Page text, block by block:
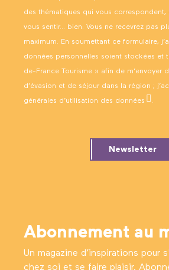
des thématiques qui vous
vous sentir… bien. Vous ne recevrez pas
maximum. En soumettant ce formulaire,
données personnelles soient stockées et
de-France Tourisme » afin de m’envoyer
d’évasion et de séjour dans la région ;
générales d’utilisation des données .
Newsletter
Abonnement au
Un magazine d’inspirations pour
chez soi et se faire plaisir.